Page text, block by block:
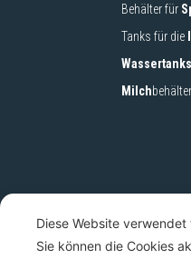
Behälter für
Tanks für die
Wassertanks
Milchbehälter
Diese Website
Sie können die Cookies